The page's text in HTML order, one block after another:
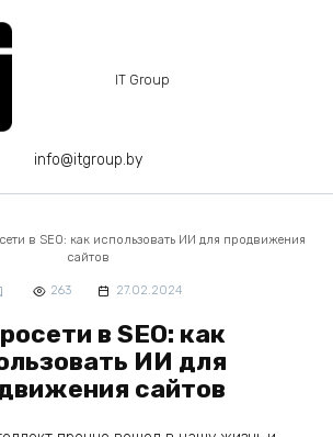
IT Group
info@itgroup.by
в SEO: как использовать ИИ для продвижения
сайтов
263 27.02.2024
в SEO: как
ИИ для
сайтов